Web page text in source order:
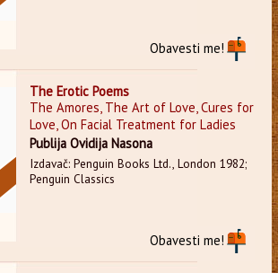
Obavesti me!
The Erotic Poems
The Amores, The Art of Love, Cures for
Love, On Facial Treatment for Ladies
Publija Ovidija Nasona
Izdavač: Penguin Books Ltd., London 1982;
Penguin Classics
Obavesti me!